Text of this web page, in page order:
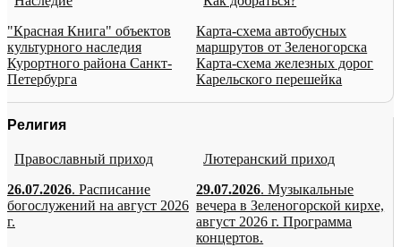
"Красная Книга" объектов
культурного наследия
Курортного района Санкт-
Петербурга
Карта-схема автобусных
маршрутов от Зеленогорска
Карта-схема железных дорог
Карельского перешейка
Религия
Православный приход
26.07.2026. Расписание
богослужений на август 2026
г.
Лютеранский приход
29.07.2026. Музыкальные
вечера в Зеленогорской кирхе,
август 2026 г. Программа
концертов.